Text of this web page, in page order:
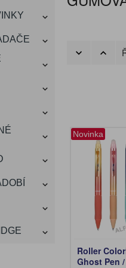
POTŘEBY
JMENOVKY
SPISOVKY
AKTOVKY
PRACOVNÍ
NÁSTĚNKY
A MALOVÁNÍ
OCHRANA
NA PRANÍ
A DŽBÁNY
Novinka
Roller
Ghost Pen